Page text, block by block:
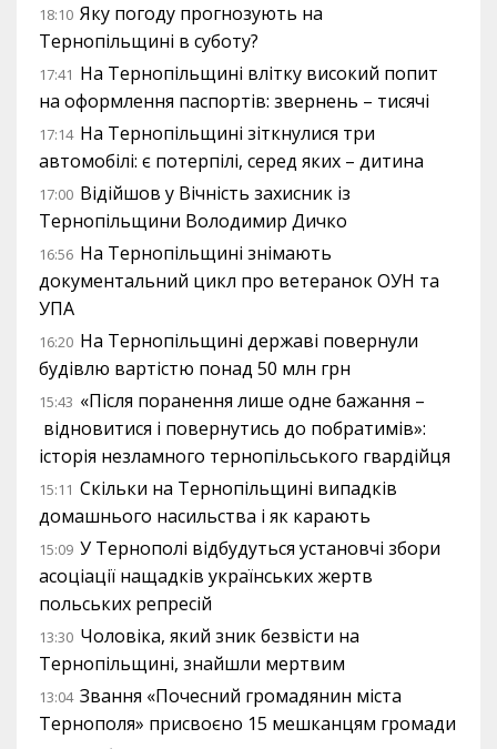
18:10 Яку погоду прогнозують на
Тернопільщині в суботу?
17:41 На Тернопільщині влітку високий попит
на оформлення паспортів: звернень – тисячі
17:14 На Тернопільщині зіткнулися три
автомобілі: є потерпілі, серед яких – дитина
17:00 Відійшов у Вічність захисник із
Тернопільщини Володимир Дичко
16:56 На Тернопільщині знімають
документальний цикл про ветеранок ОУН та
УПА
16:20 На Тернопільщині державі повернули
будівлю вартістю понад 50 млн грн
15:43 «Після поранення лише одне бажання –
відновитися і повернутись до побратимів»:
історія незламного тернопільського гвардійця
15:11 Скільки на Тернопільщині випадків
домашнього насильства і як карають
15:09 У Тернополі відбудуться установчі збори
асоціації нащадків українських жертв
польських репресій
13:30 Чоловіка, який зник безвісти на
Тернопільщині, знайшли мертвим
13:04 Звання «Почесний громадянин міста
Тернополя» присвоєно 15 мешканцям громади